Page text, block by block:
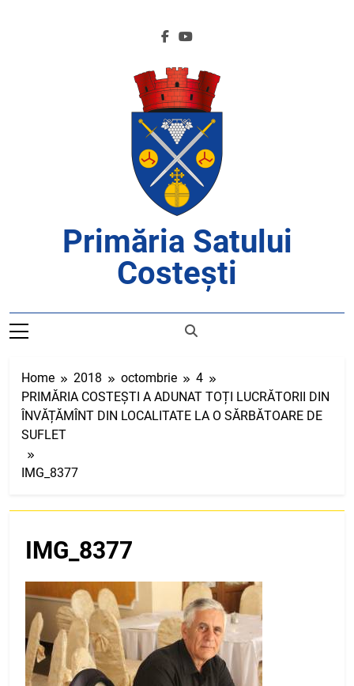
Primăria Satului
Costești
Home 2018 octombrie
4
PRIMĂRIA COSTEȘTI A ADUNAT TOȚI LUCRĂTORII DIN
ÎNVĂȚĂMÎNT DIN LOCALITATE LA O SĂRBĂTOARE DE
SUFLET
IMG_8377
IMG_8377